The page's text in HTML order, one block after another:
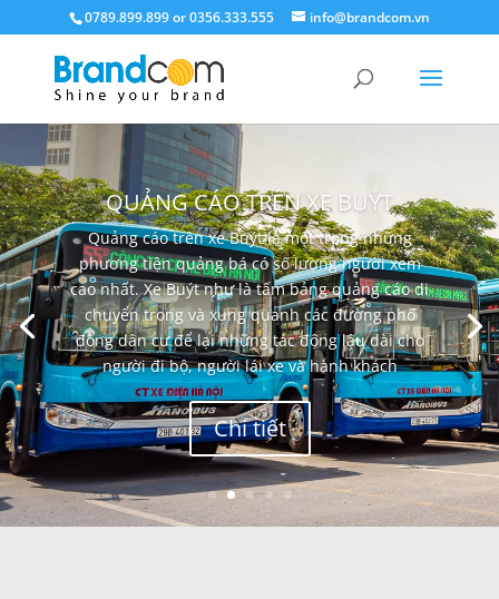
0789.899.899 or 0356.333.555 info@brandcom.vn
QUẢNG CÁO TRÊN XE BUÝT
Quảng cáo trên xe Buýt là một trong những
phương tiện quảng bá có số lượng người xem
cao nhất. Xe Buýt như là tấm bảng quảng cáo di
chuyển trong và xung quanh các đường phố
đông dân cư để lại những tác động lâu dài cho
người đi bộ, người lái xe và hành khách
Chi tiết